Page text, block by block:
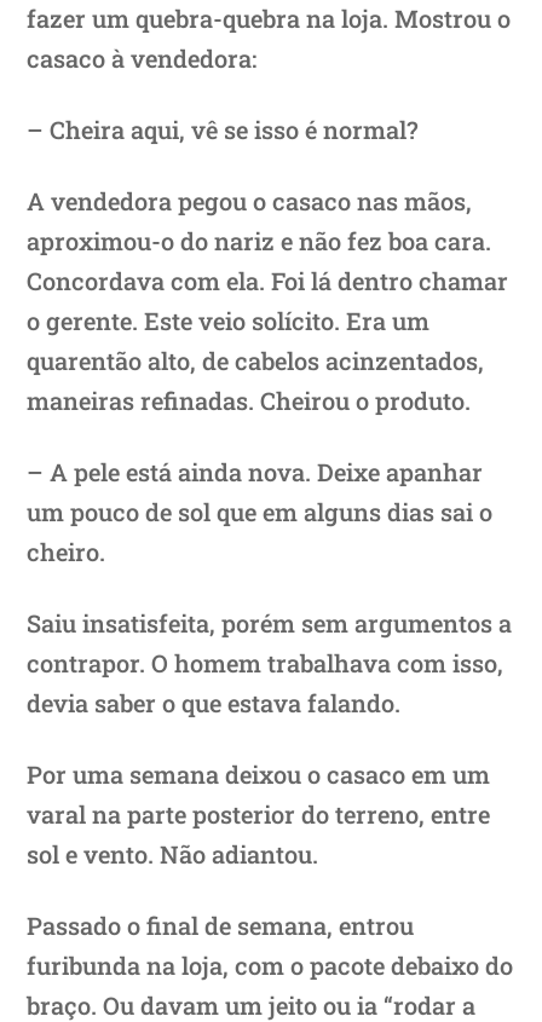
fazer um quebra-quebra na loja. Mostrou o
casaco à vendedora:
– Cheira aqui, vê se isso é normal?
A vendedora pegou o casaco nas mãos,
aproximou-o do nariz e não fez boa cara.
Concordava com ela. Foi lá dentro chamar
o gerente. Este veio solícito. Era um
quarentão alto, de cabelos acinzentados,
maneiras refinadas. Cheirou o produto.
– A pele está ainda nova. Deixe apanhar
um pouco de sol que em alguns dias sai o
cheiro.
Saiu insatisfeita, porém sem argumentos a
contrapor. O homem trabalhava com isso,
devia saber o que estava falando.
Por uma semana deixou o casaco em um
varal na parte posterior do terreno, entre
sol e vento. Não adiantou.
Passado o final de semana, entrou
furibunda na loja, com o pacote debaixo do
braço. Ou davam um jeito ou ia “rodar a